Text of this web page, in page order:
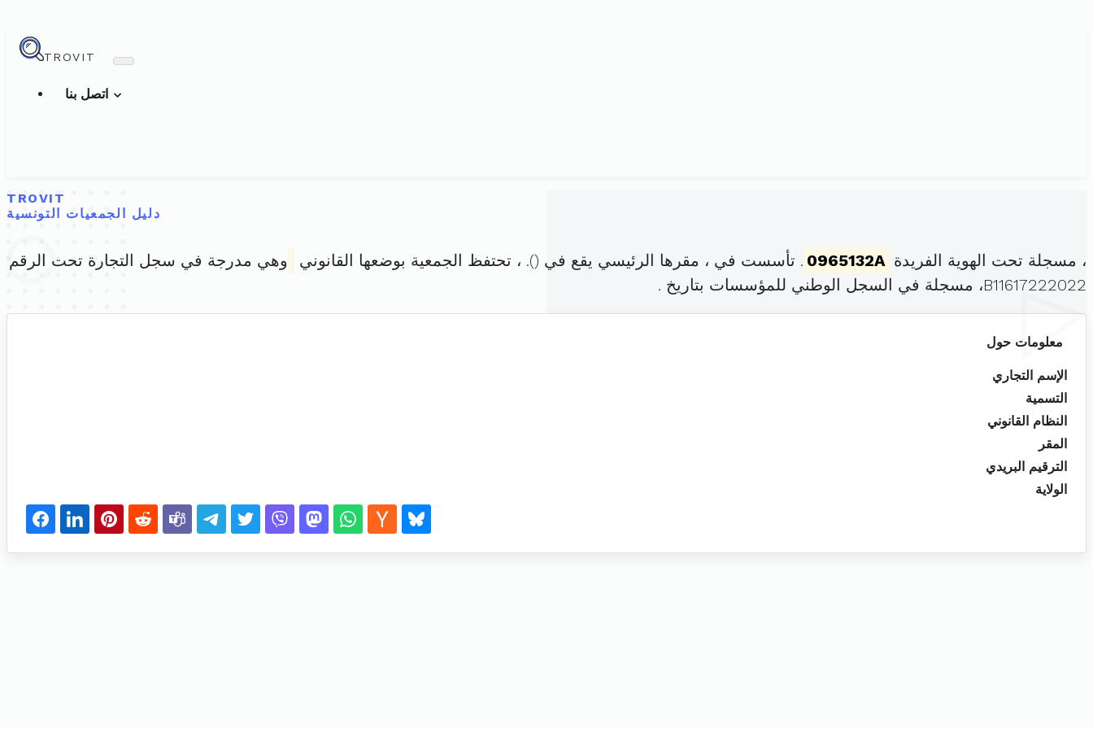
TROVIT
TROVIT
دليل الجمعيات التونسية
، مسجلة تحت الهوية الفريدة 0965132A . تأسست في ، مقرها الرئيسي يقع في (). ، تحتفظ الجمعية بوضعها القانوني
وهي مدرجة في سجل التجارة تحت الرقم
B11617222022، مسجلة في السجل الوطني للمؤسسات بتاريخ .
معلومات حول
الإسم التجاري
التسمية
النظام القانوني
المقر
الترقيم البريدي
الولاية